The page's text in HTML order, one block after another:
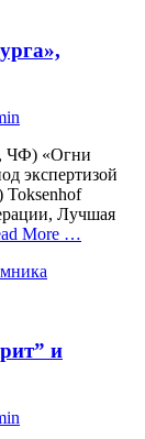
ЧФ) «Огни
экспертизой
Toksenhof
Лучшая
More …
и